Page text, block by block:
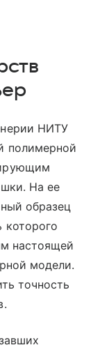
НИТУ
полимерной
На ее
образец
которого
настоящей
модели.
точность